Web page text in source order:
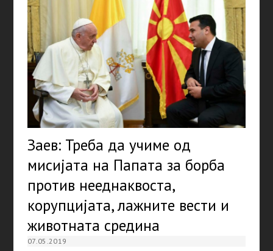
Заев: Треба да учиме од
мисијата на Папата за борба
против нееднаквоста,
корупцијата, лажните вести и
животната средина
07.05.2019